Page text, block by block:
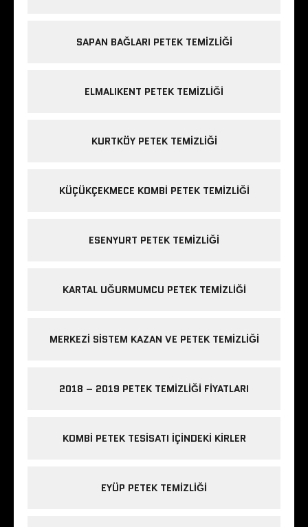
SAPAN BAĞLARI PETEK TEMIZLIĞI
ELMALIKENT PETEK TEMIZLIĞI
KURTKÖY PETEK TEMIZLIĞI
KÜÇÜKÇEKMECE KOMBI PETEK TEMIZLIĞI
ESENYURT PETEK TEMIZLIĞI
KARTAL UĞURMUMCU PETEK TEMIZLIĞI
MERKEZI SISTEM KAZAN VE PETEK TEMIZLIĞI
2018 – 2019 PETEK TEMIZLIĞI FIYATLARI
KOMBI PETEK TESISATI IÇINDEKI KIRLER
EYÜP PETEK TEMIZLIĞI